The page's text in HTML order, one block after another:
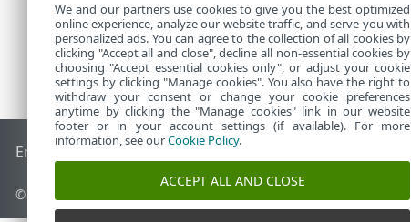
End of Life Zbirka znanja družbe ESET
© 1992 - 2026 ESET, spol. s r. o. – Vse pravice pridržane.
We and our partners use cookies to give you the best optimized
online experience, analyze our website traffic, and serve you with
personalized ads. You can agree to the collection of all cookies by
clicking "Accept all and close", decline all non-essential cookies by
choosing "Accept essential cookies only", or adjust your cookie
settings by clicking "Manage cookies". You also have the right to
withdraw your consent or change your cookie preferences
anytime by clicking the "Manage cookies" link in our website
footer or in your account settings (if available). For more
information, see ourCookie Policy.
ACCEPT ALL AND CLOSE